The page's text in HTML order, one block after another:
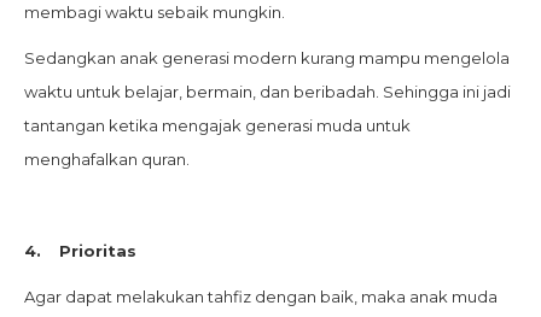
membagi waktu sebaik mungkin.
Sedangkan anak generasi modern kurang mampu mengelola
waktu untuk belajar, bermain, dan beribadah. Sehingga ini jadi
tantangan ketika mengajak generasi muda untuk
menghafalkan quran.
4. Prioritas
Agar dapat melakukan tahfiz dengan baik, maka anak muda